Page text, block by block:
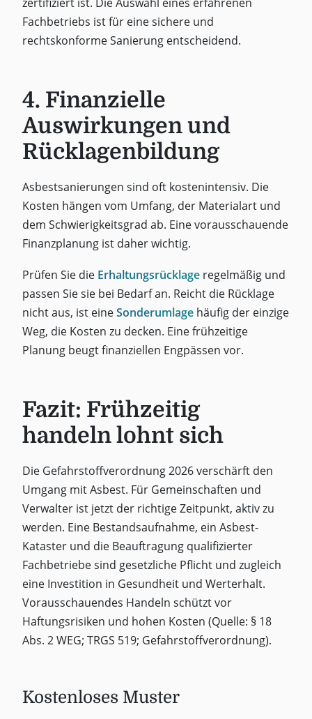
Fachbetriebs ist für eine sichere und
rechtskonforme Sanierung entscheidend.
4. Finanzielle
Auswirkungen und
Rücklagenbildung
Asbestsanierungen sind oft kostenintensiv. Die
Kosten hängen vom Umfang, der Materialart und
dem Schwierigkeitsgrad ab. Eine vorausschauende
Finanzplanung ist daher wichtig.
Prüfen Sie die Erhaltungsrücklageregelmäßig und
passen Sie sie bei Bedarf an. Reicht die Rücklage
nicht aus, ist eineSonderumlagehäufig der einzige
Weg, die Kosten zu decken. Eine frühzeitige
Planung beugt finanziellen Engpässen vor.
Fazit: Frühzeitig
handeln lohnt sich
Die Gefahrstoffverordnung 2026 verschärft den
Umgang mit Asbest. Für Gemeinschaften und
Verwalter ist jetzt der richtige Zeitpunkt, aktiv zu
werden. Eine Bestandsaufnahme, ein Asbest-
Kataster und die Beauftragung qualifizierter
Fachbetriebe sind gesetzliche Pflicht und zugleich
eine Investition in Gesundheit und Werterhalt.
Vorausschauendes Handeln schützt vor
Haftungsrisiken und hohen Kosten (Quelle: § 18
Abs. 2 WEG; TRGS 519; Gefahrstoffverordnung).
Kostenloses Muster